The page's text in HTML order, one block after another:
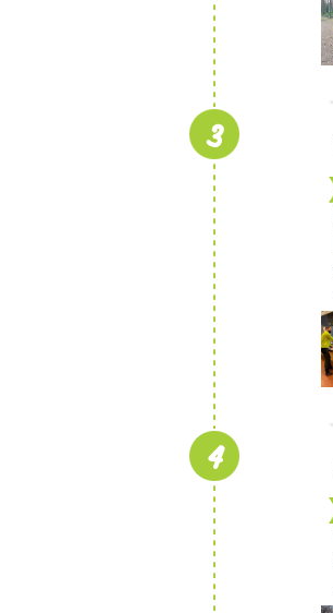
3
4